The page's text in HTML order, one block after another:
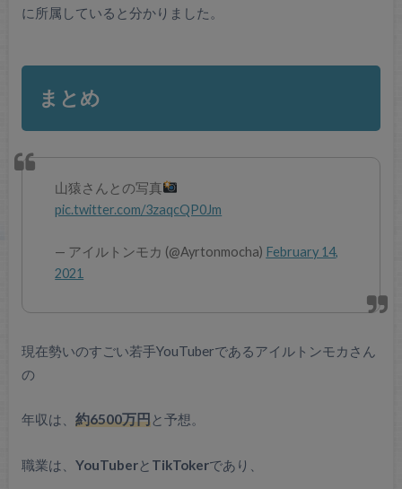
に所属していると分かりました。
まとめ
山猿さんとの写真
pic.twitter.com/3zaqcQP0Jm
— アイルトンモカ (@Ayrtonmocha) February 14,
2021
現在勢いのすごい若手YouTuberであるアイルトンモカさん
の
年収は、 約6500万円と予想。
職業は、 YouTuberと TikTokerであり、